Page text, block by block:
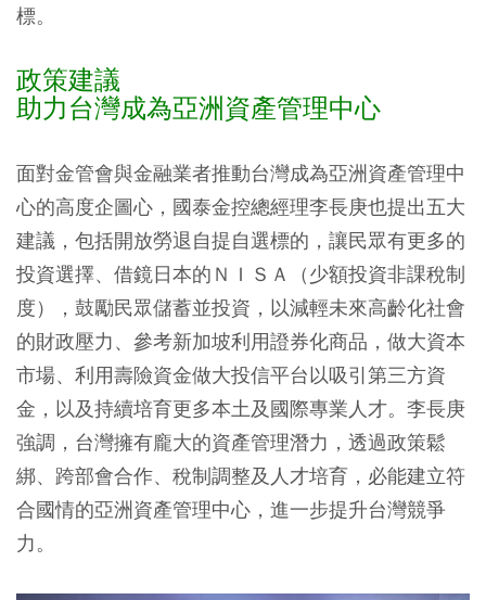
標。
政策建議
助力台灣成為亞洲資產管理中心
面對金管會與金融業者推動台灣成為亞洲資產管理中
心的高度企圖心，國泰金控總經理李長庚也提出五大
建議，包括開放勞退自提自選標的，讓民眾有更多的
投資選擇、借鏡日本的ＮＩＳＡ（少額投資非課稅制
度），鼓勵民眾儲蓄並投資，以減輕未來高齡化社會
的財政壓力、參考新加坡利用證券化商品，做大資本
市場、利用壽險資金做大投信平台以吸引第三方資
金，以及持續培育更多本土及國際專業人才。李長庚
強調，台灣擁有龐大的資產管理潛力，透過政策鬆
綁、跨部會合作、稅制調整及人才培育，必能建立符
合國情的亞洲資產管理中心，進一步提升台灣競爭
力。